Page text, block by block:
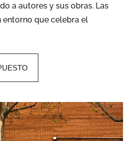
a autores y sus obras. Las
entorno que celebra el